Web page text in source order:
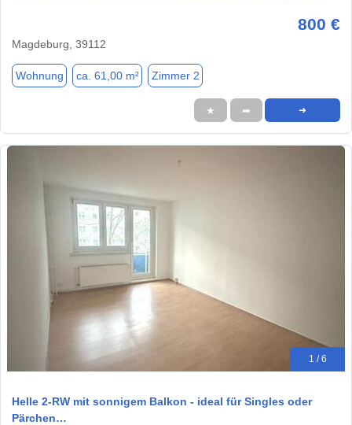
800 €
Magdeburg, 39112
Wohnung ca. 61,00 m² Zimmer 2
★ ➦ ➜
1 / 6
Helle 2-RW mit sonnigem Balkon - ideal für Singles oder
Pärchen…